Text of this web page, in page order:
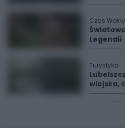
Czas Wolny
Legendii
Turystyka
wiejska,